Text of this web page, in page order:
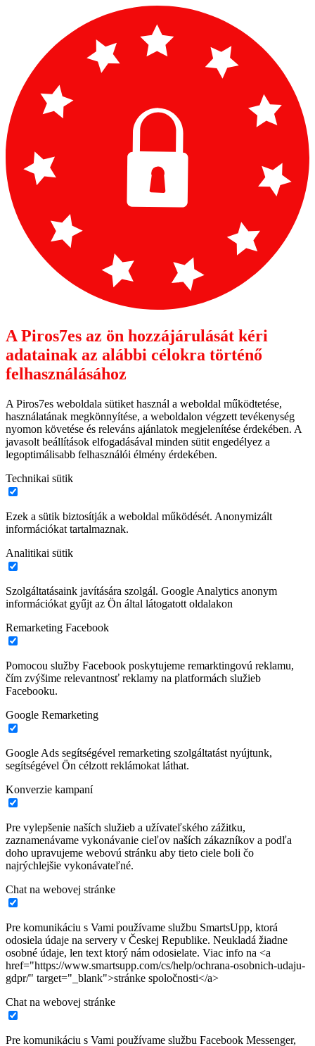
A Piros7es az ön hozzájárulását kéri
adatainak az alábbi célokra történő
felhasználásához
A Piros7es weboldala sütiket használ a weboldal működtetése,
használatának megkönnyítése, a weboldalon végzett tevékenység
nyomon követése és releváns ajánlatok megjelenítése érdekében. A
javasolt beállítások elfogadásával minden sütit engedélyez a
legoptimálisabb felhasználói élmény érdekében.
Technikai sütik
Ezek a sütik biztosítják a weboldal működését. Anonymizált
információkat tartalmaznak.
Analitikai sütik
Szolgáltatásaink javítására szolgál. Google Analytics anonym
információkat gyűjt az Ön által látogatott oldalakon
Remarketing Facebook
Pomocou služby Facebook poskytujeme remarktingovú reklamu,
čím zvýšime relevantnosť reklamy na platformách služieb
Facebooku.
Google Remarketing
Google Ads segítségével remarketing szolgáltatást nyújtunk,
segítségével Ön célzott reklámokat láthat.
Konverzie kampaní
Pre vylepšenie naších služieb a užívateľského zážitku,
zaznamenávame vykonávanie cieľov naších zákazníkov a podľa
doho upravujeme webovú stránku aby tieto ciele boli čo
najrýchlejšie vykonávateľné.
Chat na webovej stránke
Pre komunikáciu s Vami používame službu SmartsUpp, ktorá
odosiela údaje na servery v Českej Republike. Neukladá žiadne
osobné údaje, len text ktorý nám odosielate. Viac info na <a
href="https://www.smartsupp.com/cs/help/ochrana-osobnich-udaju-
gdpr/" target="_blank">stránke spoločnosti</a>
Chat na webovej stránke
Pre komunikáciu s Vami používame službu Facebook Messenger,